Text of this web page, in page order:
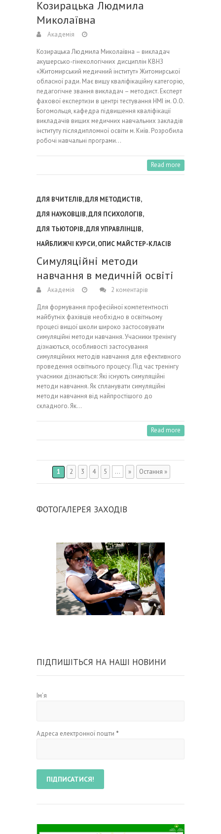
Козирацька Людмила
Миколаївна
Академія
Козирацька Людмила Миколаївна – викладач
акушерсько-гінекологічних дисциплін КВНЗ
«Житомирський медичний інститут» Житомирської
обласної ради. Має вищу кваліфікаційну категорію,
педагогічне звання викладач – методист. Експерт
фахової експертизи в центрі тестування НМІ ім. О.О.
Богомольця, кафедра підвищення кваліфікації
викладачів вищих медичних навчальних закладів
інституту післядипломної освіти м. Київ. Розробила
робочі навчальні програми…
Read more
ДЛЯ ВЧИТЕЛІВ,ДЛЯ МЕТОДИСТІВ,
ДЛЯ НАУКОВЦІВ,ДЛЯ ПСИХОЛОГІВ,
ДЛЯ ТЬЮТОРІВ,ДЛЯ УПРАВЛІНЦІВ,
НАЙБЛИЖЧІ КУРСИ,ОПИС МАЙСТЕР-КЛАСІВ
Симуляційні методи
навчання в медичній освіті
Академія 2 коментарів
Для формування професійної компетентності
майбутніх фахівців необхідно в освітньому
процесі вищої школи широко застосовувати
симуляційні методи навчання. Учасники тренінгу
дізнаються, особливості застосування
симуляційних методів навчання для ефективного
проведення освітнього процесу. Під час тренінгу
учасники дізнаються: Які існують симуляційні
методи навчання. Як спланувати симуляційні
методи навчання від найпростішого до
складного. Як…
Read more
1 2 3 4 5 ... » Остання »
ФОТОГАЛЕРЕЯ ЗАХОДІВ
ПІДПИШІТЬСЯ НА НАШІ НОВИНИ
Ім'я
Адреса електронної пошти *